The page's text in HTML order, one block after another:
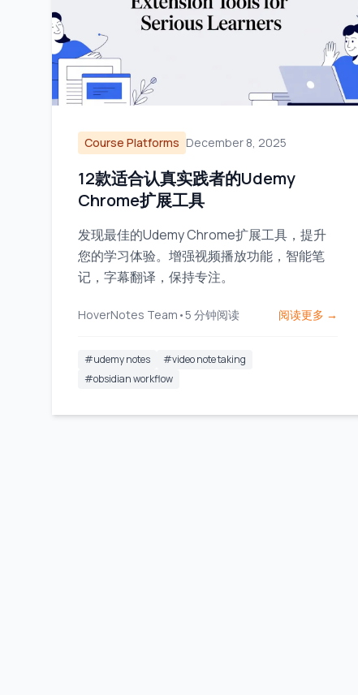
Course Platforms December 8, 2025
12款适合认真实践者的Udemy
Chrome扩展工具
发现最佳的Udemy Chrome扩展工具，提升
您的学习体验。增强视频播放功能，智能笔
记，字幕翻译，保持专注。
HoverNotes Team •5 分钟阅读 阅读更多 →
#udemy notes #video note taking
#obsidian workflow